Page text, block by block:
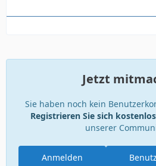
Jetzt
Sie haben noch kein
Registrieren Sie sich kostenlos
unserer
Anmelden